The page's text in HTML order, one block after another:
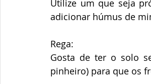
Utilize um que seja
adicionar húmus de
Rega:
Gosta de ter o solo
pinheiro) para que os